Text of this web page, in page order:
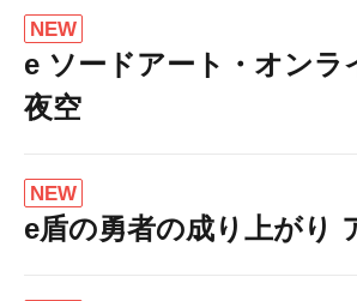
NEW
e ソードアート・オン
夜空
NEW
e盾の勇者の成り上がり